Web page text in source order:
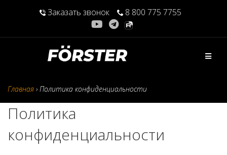
Заказать звонок 8 800 775 7755
Главная › Политика конфиденциальности
Политика
конфиденциальности